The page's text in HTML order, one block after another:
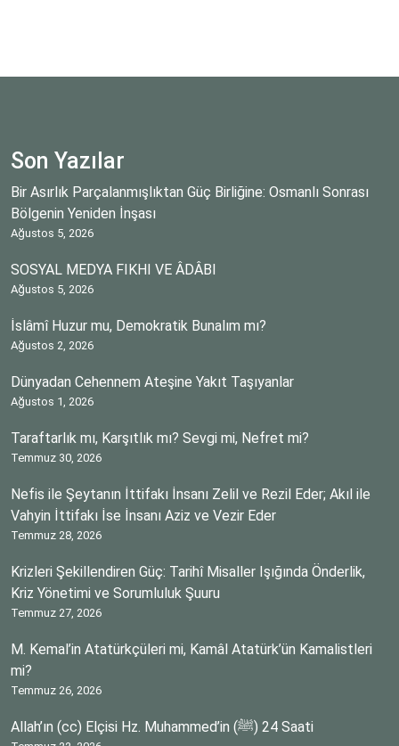
Son Yazılar
Bir Asırlık Parçalanmışlıktan Güç Birliğine: Osmanlı Sonrası
Bölgenin Yeniden İnşası
Ağustos 5, 2026
SOSYAL MEDYA FIKHI VE ÂDÂBI
Ağustos 5, 2026
İslâmî Huzur mu, Demokratik Bunalım mı?
Ağustos 2, 2026
Dünyadan Cehennem Ateşine Yakıt Taşıyanlar
Ağustos 1, 2026
Taraftarlık mı, Karşıtlık mı? Sevgi mi, Nefret mi?
Temmuz 30, 2026
Nefis ile Şeytanın İttifakı İnsanı Zelil ve Rezil Eder; Akıl ile
Vahyin İttifakı İse İnsanı Aziz ve Vezir Eder
Temmuz 28, 2026
Krizleri Şekillendiren Güç: Tarihî Misaller Işığında Önderlik,
Kriz Yönetimi ve Sorumluluk Şuuru
Temmuz 27, 2026
M. Kemal’in Atatürkçüleri mi, Kamâl Atatürk’ün Kamalistleri
mi?
Temmuz 26, 2026
Allah’ın (cc) Elçisi Hz. Muhammed’in (ﷺ) 24 Saati